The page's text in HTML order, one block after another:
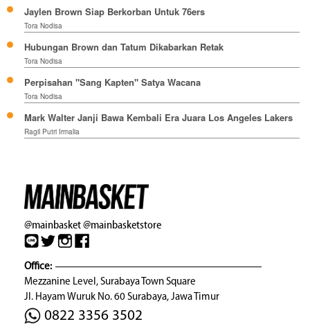
Jaylen Brown Siap Berkorban Untuk 76ers
Tora Nodisa
Hubungan Brown dan Tatum Dikabarkan Retak
Tora Nodisa
Perpisahan "Sang Kapten" Satya Wacana
Tora Nodisa
Mark Walter Janji Bawa Kembali Era Juara Los Angeles Lakers
Ragil Putri Irmalia
@mainbasket@mainbasketstore
Office:
Mezzanine Level, Surabaya Town Square
Jl. Hayam Wuruk No. 60 Surabaya, Jawa Timur
0822 3356 3502